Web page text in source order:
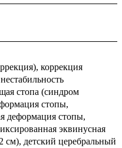
коррекция
стопа (синдром
стопы,
деформация стопы,
эквинусная
см), детский церебральный